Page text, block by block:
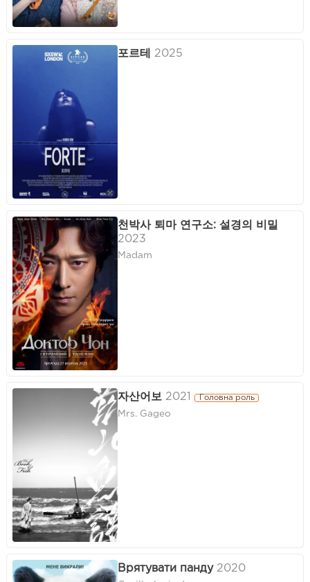
포르테 2025
천박사 퇴마 연구소: 설경의 비밀
2023
Madam
자산어보 2021 Головна роль
Mrs. Gageo
Врятувати панду 2020